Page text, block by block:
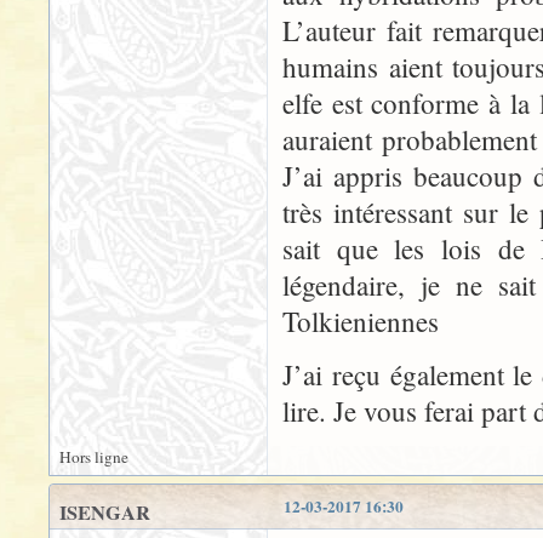
L’auteur fait
humains aient
elfe est conforme à la
auraient
J’ai appris
très intéressant sur
sait que les lois de
légendaire, je ne
Tolkieniennes
J’ai reçu également
lire. Je vous ferai part
Hors ligne
12-03-2017 16:30
ISENGAR